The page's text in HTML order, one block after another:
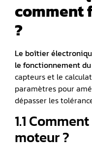
?
Le boîtier
le fonctionnement
capteurs et le
paramètres pour
dépasser les
1.1
moteur ?